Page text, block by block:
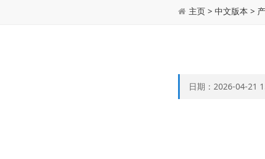
主页 > 中文版本 >
日期：2026-04-21